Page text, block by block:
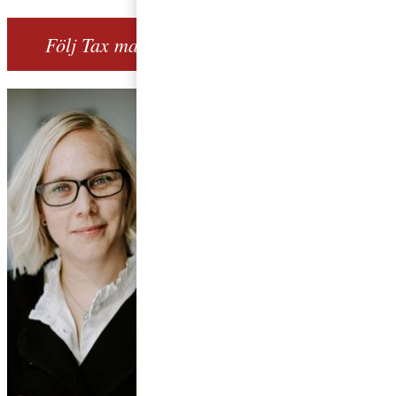
Följ Tax matters, Sveriges skatteblogg!